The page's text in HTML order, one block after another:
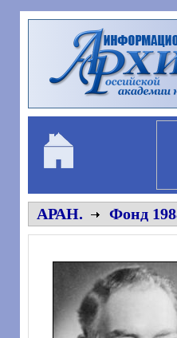
Перейти к основному
АРАН. Фонд